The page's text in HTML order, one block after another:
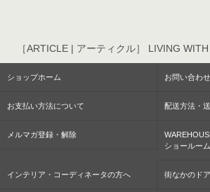
［ARTICLE | アーティクル］ LIVING
ショップホーム お問い合わせ
お支払い方法について 配送方法・
メルマガ登録・解除
ショールーム
インテリア・コーディネータの方へ 街なかのドア